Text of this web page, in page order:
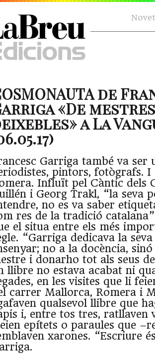
de
«De
a La
Garriga també va ser
pintors, fotògrafs. I
Influït pel Càntic dels
i Georg Trakl, “la seva
no es va saber
res de la tradició
el situa entre els més
“Garriga dedicava la
no a la docència,
i donarho tot als seus
llibre no estava acabat ni
en les visites que li
carrer Mallorca, Romera i
qualsevol llibre que
i, entre tos tres, ratllaven
epítets o paraules que
xarones. “Escriure